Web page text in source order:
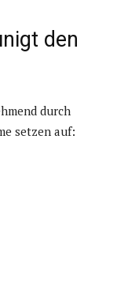
den
durch
setzen auf: